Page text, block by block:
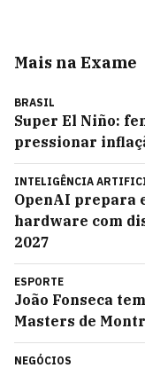
Mais na Exame
BRASIL
Super El Niño:
pressionar
INTELIGÊNCIA
OpenAI prepara
hardware com
2027
ESPORTE
João Fonseca
Masters de
NEGÓCIOS